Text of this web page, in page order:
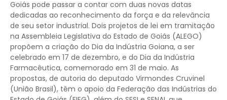
Goiás pode passar a contar com duas novas datas
dedicadas ao reconhecimento da força e da relevância
de seu setor industrial. Dois projetos de lei em tramitação
na Assembleia Legislativa do Estado de Goiás (ALEGO)
propõem a criação do Dia da Indústria Goiana, a ser
celebrado em 17 de dezembro, e do Dia da Indústria
Farmacêutica, comemorado em 31 de maio. As
propostas, de autoria do deputado Virmondes Cruvinel
(União Brasil), têm o apoio da Federação das Indústrias do